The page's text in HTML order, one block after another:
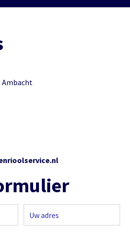
Ambacht